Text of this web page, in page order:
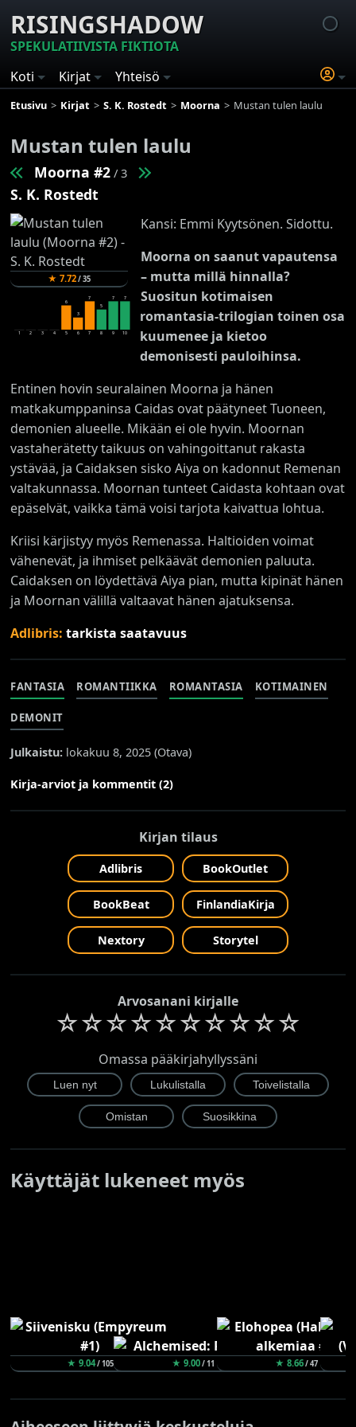
RISINGSHADOW
SPEKULATIIVISTA FIKTIOTA
Koti
Kirjat Yhteisö
Etusivu Kirjat S. K. Rostedt Moorna Mustan tulen laulu
Mustan tulen laulu
Moorna #2 / 3
S. K. Rostedt
★7.72/35
1 2 3 4
6
5
3
6
7
7
5
8
7
9
7
10
Kansi: Emmi Kyytsönen. Sidottu.
Moorna on saanut vapautensa
– mutta millä hinnalla?
Suositun kotimaisen
romantasia-trilogian toinen osa
kuumenee ja kietoo
demonisesti pauloihinsa.
Entinen hovin seuralainen Moorna ja hänen
matkakumppaninsa Caidas ovat päätyneet Tuoneen,
demonien alueelle. Mikään ei ole hyvin. Moornan
vastaherätetty taikuus on vahingoittanut rakasta
ystävää, ja Caidaksen sisko Aiya on kadonnut Remenan
valtakunnassa. Moornan tunteet Caidasta kohtaan ovat
epäselvät, vaikka tämä voisi tarjota kaivattua lohtua.
Kriisi kärjistyy myös Remenassa. Haltioiden voimat
vähenevät, ja ihmiset pelkäävät demonien paluuta.
Caidaksen on löydettävä Aiya pian, mutta kipinät hänen
ja Moornan välillä valtaavat hänen ajatuksensa.
Adlibris:tarkista saatavuus
FANTASIA ROMANTIIKKA ROMANTASIA KOTIMAINEN
DEMONIT
Julkaistu: lokakuu 8, 2025 (Otava)
Kirja-arviot ja kommentit (2)
Kirjan tilaus
Adlibris BookOutlet
BookBeat FinlandiaKirja
Nextory Storytel
Arvosanani kirjalle
☆☆☆☆☆☆☆☆☆☆
Omassa pääkirjahyllyssäni
Käyttäjät lukeneet myös
★ 9.04/ 105 ★ 9.00/ 11 ★ 8.66/ 47